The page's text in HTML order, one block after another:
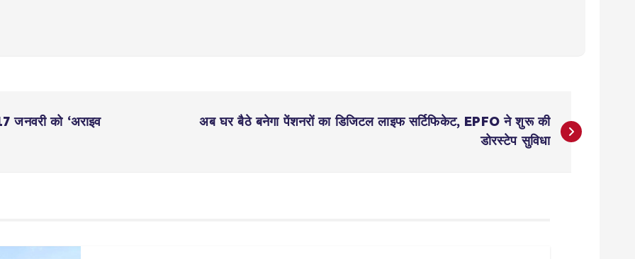
जनवरी को ‘अराइव
अब घर बैठे बनेगा पेंशनरों का डिजिटल लाइफ सर्टिफिकेट, EPFO ने शुरू की
डोरस्टेप सुविधा